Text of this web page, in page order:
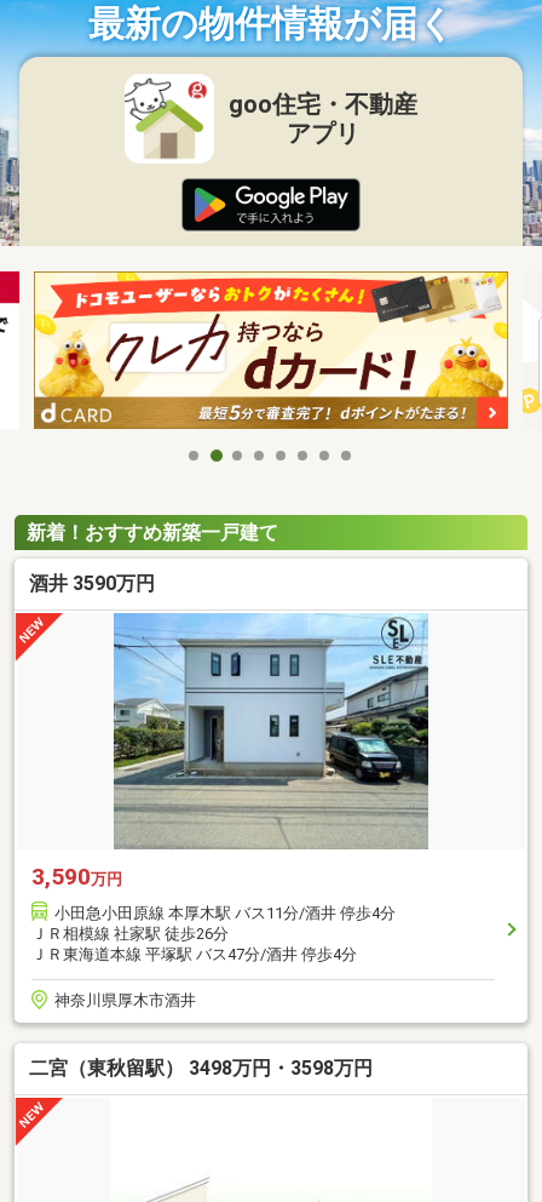
最新の物件情報が届く
goo住宅・不動産
アプリ
新着！おすすめ新築一戸建て
酒井 3590万円
3,590万円
小田急小田原線 本厚木駅 バス11分/酒井 停歩4分
ＪＲ相模線 社家駅 徒歩26分
ＪＲ東海道本線 平塚駅 バス47分/酒井 停歩4分
神奈川県厚木市酒井
二宮（東秋留駅） 3498万円・3598万円